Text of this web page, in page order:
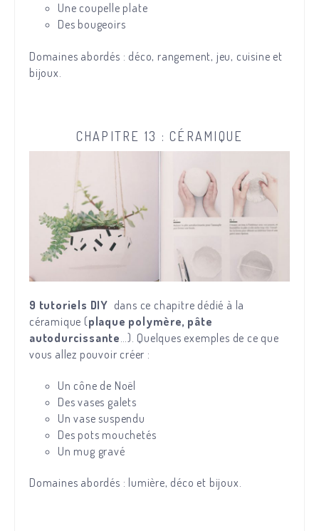
Une coupelle plate
Des bougeoirs
Domaines abordés : déco, rangement, jeu, cuisine et
bijoux.
CHAPITRE 13 : CÉRAMIQUE
9 tutoriels DIY dans ce chapitre dédié à la
céramique (plaque polymère, pâte
autodurcissante …). Quelques exemples de ce que
vous allez pouvoir créer :
Un cône de Noël
Des vases galets
Un vase suspendu
Des pots mouchetés
Un mug gravé
Domaines abordés : lumière, déco et bijoux.